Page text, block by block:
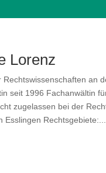
Lorenz
Rechtswissenschaften an
seit 1996 Fachanwältin
zugelassen bei der
Esslingen Rechtsgebiete:...